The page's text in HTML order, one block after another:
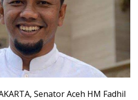
Senator Aceh HM Fadhil